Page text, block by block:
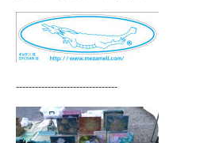
--------------------------------